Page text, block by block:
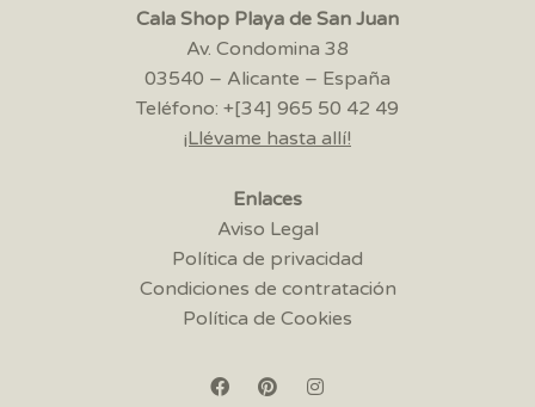
Cala Shop Playa de San Juan
Av. Condomina 38
03540 – Alicante – España
Teléfono: +[34] 965 50 42 49
¡Llévame hasta allí!
Enlaces
Aviso Legal
Política de privacidad
Condiciones de contratación
Política de Cookies